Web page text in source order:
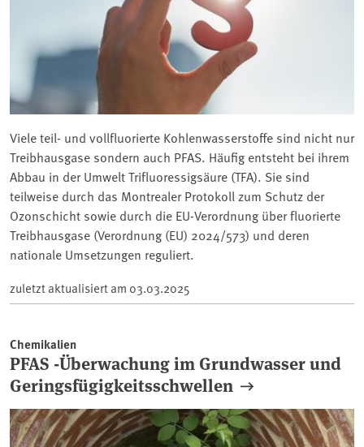
Viele teil- und vollfluorierte Kohlenwasserstoffe sind nicht nur
Treibhausgase sondern auch PFAS. Häufig entsteht bei ihrem
Abbau in der Umwelt Trifluoressigsäure (TFA). Sie sind
teilweise durch das Montrealer Protokoll zum Schutz der
Ozonschicht sowie durch die EU-Verordnung über fluorierte
Treibhausgase (Verordnung (EU) 2024/573) und deren
nationale Umsetzungen reguliert.
zuletzt aktualisiert am 03.03.2025
Chemikalien
PFAS -Überwachung im Grundwasser und
Geringsfügigkeitsschwellen